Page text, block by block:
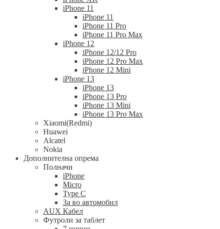
iPhone 11
iPhone 11
iPhone 11 Pro
iPhone 11 Pro Max
iPhone 12
iPhone 12/12 Pro
iPhone 12 Pro Max
iPhone 12 Mini
iPhone 13
iPhone 13
iPhone 13 Pro
iPhone 13 Mini
iPhone 13 Pro Max
Xiaomi(Redmi)
Huawei
Alcatel
Nokia
Дополнителна опрема
Полначи
iPhone
Micro
Type C
За во автомобил
AUX Кабел
Футроли за таблет